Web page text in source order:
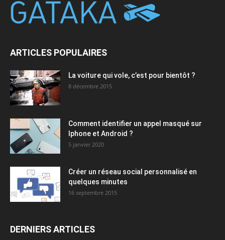
ARTICLES POPULAIRES
La voiture qui vole, c’est pour bientôt ?
8 décembre 2015
Comment identifier un appel masqué sur
Iphone et Android ?
5 janvier 2020
Créer un réseau social personnalisé en
quelques minutes
16 septembre 2015
DERNIERS ARTICLES